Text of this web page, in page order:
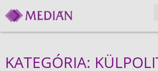
KATEGÓRIA: